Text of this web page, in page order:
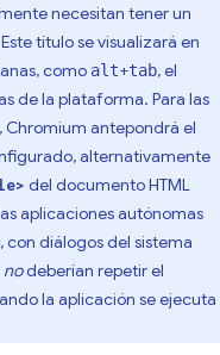
necesitan tener un
título se visualizará en
como alt+tab, el
de la plataforma. Para las
Chromium antepondrá el
alternativamente
del documento HTML
aplicaciones autónomas
diálogos del sistema
nodeberían repetir el
la aplicación se ejecuta